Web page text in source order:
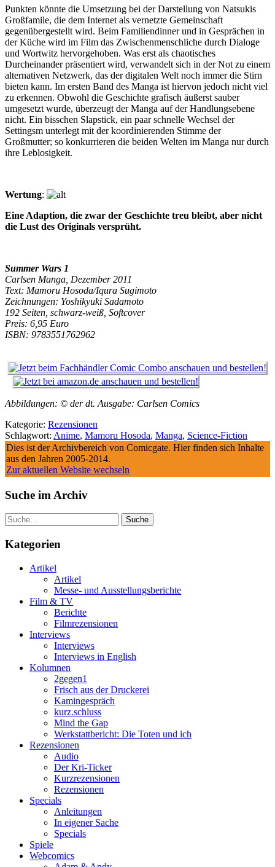
Punkten könnte die Umsetzung bei der Darstellung von Natsukis
Großfamile, die dem Internet als vernetzte Gemeinschaft
gegenübergestellt wird. Beim Familiendinner und in Gesprächen in
der Küche wird im Film das Zwischenmenschliche durch Dialoge
und Wortwitz hervorgehoben. Was erst als chaotisches
Durcheinander präsentiert wird, verwandelt sich in der Not zu einem
alternativen Netzwerk, das der digitalen Welt noch immer die Stirn
bieten kann. Im ersten Band des Manga ist hiervon jedoch nicht viel
zu erkennen. Obwohl die Geschichte grafisch äußerst sauber
umgesetzt wurde, überzeugt der Manga auf der Handlungsebene
nicht. Ein bisschen Slapstick, ein paar schnelle Wechsel der
Settingsm unterlegt mit der koordinierenden Stimme der
Großmutter; so konkurrieren die beiden Welten im Manga nur durch
ihre Leblosigkeit.
Wertung:
Eine Adaption, die zwar der Geschichte treu bleibt, aber nicht
die Lust des Originals versprüht.
Summer Wars 1
Carlsen Manga, Dezember 2011
Text: Mamoru Hosoda/Iqura Sugimoto
Zeichnungen: Yoshikyuki Sadamoto
192 Seiten, schwarz-weiß, Softcover
Preis: 6,95 Euro
ISBN: 9783551762962
Abbildungen: © der dt. Ausgabe: Carlsen Comics
Kategorie: Rezensionen
Schlagwort: Anime, Mamoru Hosoda, Manga, Science-Fiction
Dies ist der Archivbereich von Comicgate. Hier finden sich Inhalte
aus den Jahren 2005-2014.
Zur aktuellen Website wechseln
Suche im Archiv
Suche
Kategorien
Artikel
Artikel
Messe- und Ausstellungsberichte
Film & TV
Berichte
Filmrezensionen
Interviews
Interviews
Interviews in English
Kolumnen
2gegen1
Frisch aus der Druckerei
Kamingespräch
kurz.schluss
Mind the Gap
Werkstattbericht: Die Toten und ich
Rezensionen
Audio
Der Kri-Ticker
Kurzrezensionen
Rezensionen
Specials
Anleitungen
In eigener Sache
Specials
Spiele
Webcomics